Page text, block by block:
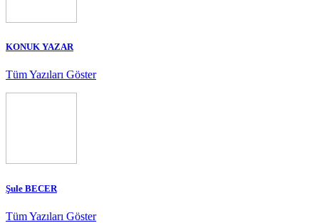
KONUK YAZAR
Tüm Yazıları Göster
Şule BECER
Tüm Yazıları Göster